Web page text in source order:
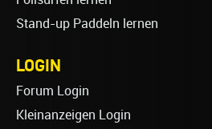
Stand-up Paddeln lernen
LOGIN
Forum Login
Kleinanzeigen Login